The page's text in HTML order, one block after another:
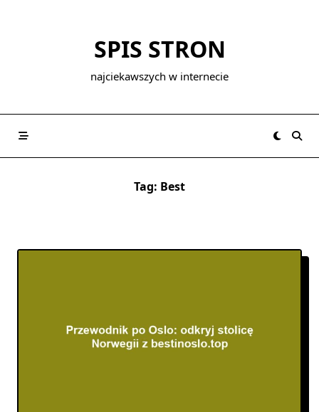
SPIS STRON
najciekawszych w internecie
Tag: Best